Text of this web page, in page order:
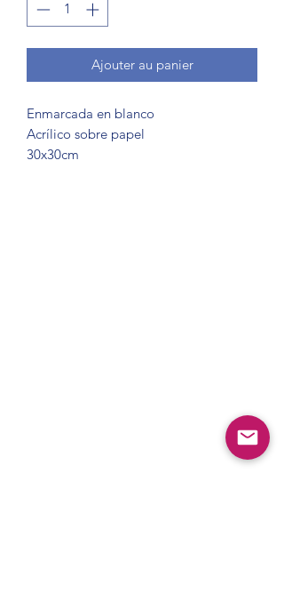
Ajouter au panier
Enmarcada en blanco
Acrílico sobre papel
30x30cm